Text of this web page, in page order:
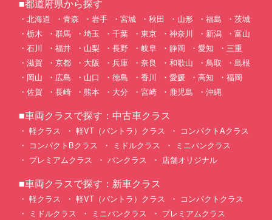
■都道府県から探す
北海道 青森 岩手 宮城 秋田 山形 福島
茨城
栃木
群馬 埼玉 千葉 東京 神奈川 新潟
富山
石川
福井 山梨 長野 岐阜 静岡 愛知
三重
滋賀
京都 大阪 兵庫 奈良 和歌山 鳥取
島根
岡山
広島 山口 徳島 香川 愛媛 高知
福岡
佐賀
長崎 熊本 大分 宮崎 鹿児島 沖縄
■車両クラスで探す：中古車クラス
軽クラス 軽VT（バントラ）クラス
コンパクトAクラス
コンパクトBクラス
ミドルクラス
ミニバンクラス
プレミアムクラス
バンクラス 店舗オリジナル
■車両クラスで探す：新車クラス
軽クラス 軽VT（バントラ）クラス
コンパクトクラス
ミドルクラス
ミニバンクラス プレミアムクラス